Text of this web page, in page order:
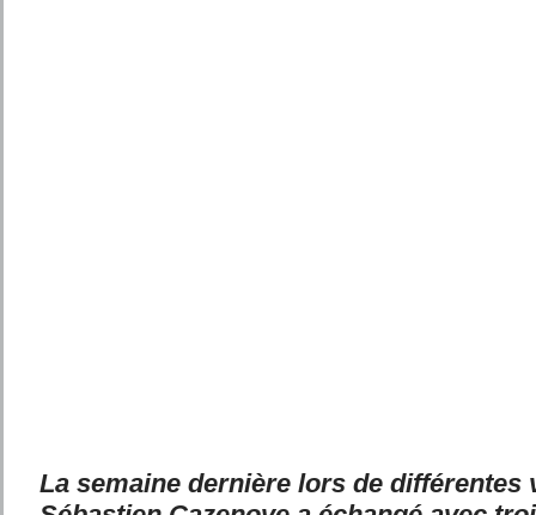
La semaine dernière lors de différentes